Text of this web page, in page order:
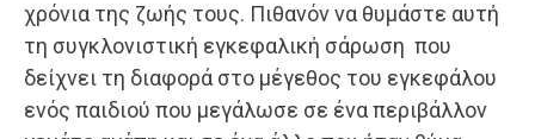
χρόνια της ζωής τους. Πιθανόν να θυμάστε αυτή
τη συγκλονιστική εγκεφαλική σάρωση που
δείχνει τη διαφορά στο μέγεθος του εγκεφάλου
ενός παιδιού που μεγάλωσε σε ένα περιβάλλον